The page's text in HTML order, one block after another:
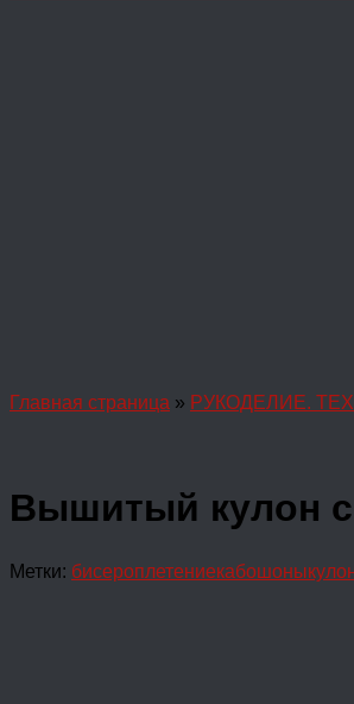
Главная страница » РУКОДЕЛИЕ.
Вышитый кулон
Метки: бисероплетениекабошоны